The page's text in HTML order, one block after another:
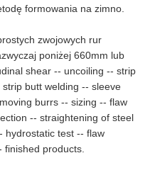
formowania na zimno.
zwojowych rur
poniżej 660mm lub
shear -- uncoiling -- strip
butt welding -- sleeve
burrs -- sizing -- flaw
-- straightening of steel
hydrostatic test -- flaw
finished products.